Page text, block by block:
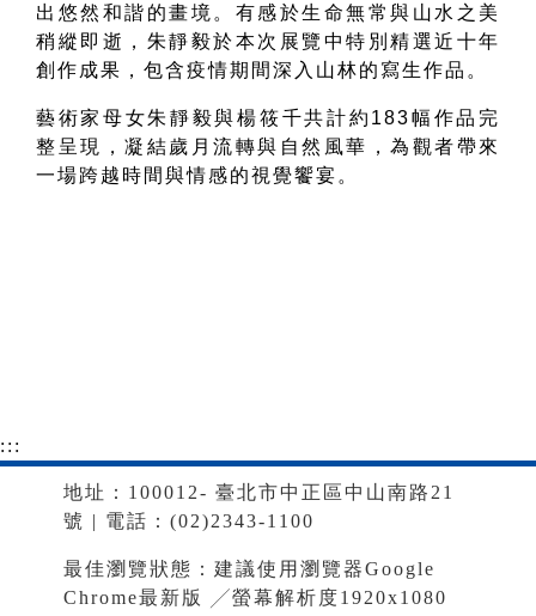
出悠然和諧的畫境。有感於生命無常與山水之美
稍縱即逝，朱靜毅於本次展覽中特別精選近十年
創作成果，包含疫情期間深入山林的寫生作品。
藝術家母女朱靜毅與楊筱千共計約 183幅作品完
整呈現，凝結歲月流轉與自然風華，為觀者帶來
一場跨越時間與情感的視覺饗宴。
:::
地址：100012- 臺北市中正區中山南路21
號 | 電話：(02)2343-1100
最佳瀏覽狀態：建議使用瀏覽器Google
Chrome最新版 ╱螢幕解析度1920x1080